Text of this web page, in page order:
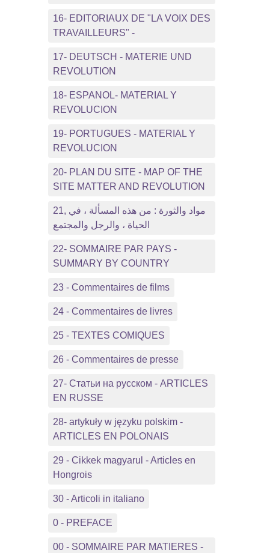
16- EDITORIAUX DE "LA VOIX DES
TRAVAILLEURS" -
17- DEUTSCH - MATERIE UND
REVOLUTION
18- ESPANOL- MATERIAL Y
REVOLUCION
19- PORTUGUES - MATERIAL Y
REVOLUCION
20- PLAN DU SITE - MAP OF THE
SITE MATTER AND REVOLUTION
21, مواد والثورة : من هذه المسألة ، في
الحياة ، والرجل والمجتمع
22- SOMMAIRE PAR PAYS -
SUMMARY BY COUNTRY
23 - Commentaires de films
24 - Commentaires de livres
25 - TEXTES COMIQUES
26 - Commentaires de presse
27- Статьи на русском - ARTICLES
EN RUSSE
28- artykuły w języku polskim -
ARTICLES EN POLONAIS
29 - Cikkek magyarul - Articles en
Hongrois
30 - Articoli in italiano
0 - PREFACE
00 - SOMMAIRE PAR MATIERES -